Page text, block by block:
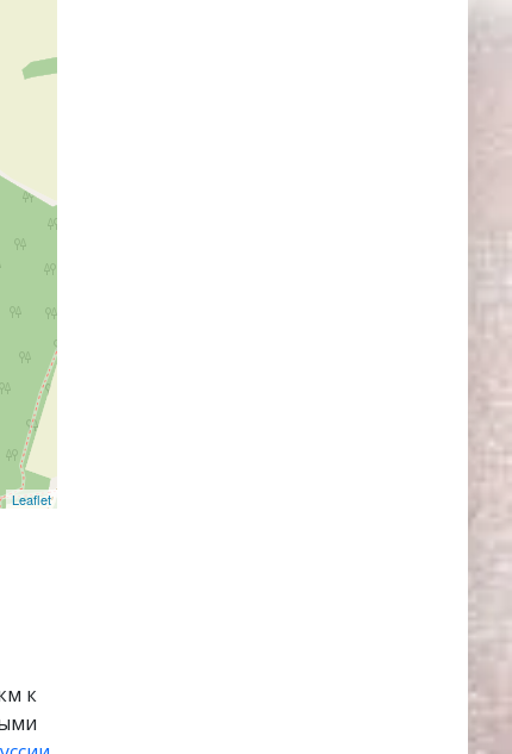
Leaflet
к